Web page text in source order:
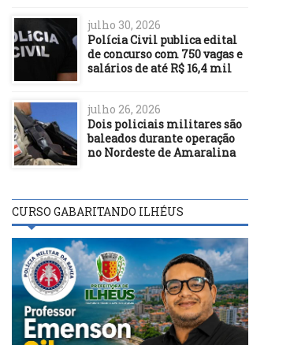
POLÍTICA
Temer: reforma trabalhista
trará “inúmeras vantagens” a
quem não tinha direitos
POLÍTICA
Município transforma
de lixeira viciada em
convivência
Alto do Amparo
julho 30, 2026
Polícia Civil publica edital
de concurso com 750 vagas e
salários de até R$ 16,4 mil
julho 26, 2026
Dois policiais militares são
baleados durante operação
no Nordeste de Amaralina
CURSO GABARITANDO ILHÉUS